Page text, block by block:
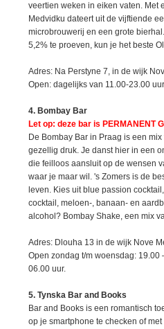
veertien weken in eiken vaten. Met
Medvidku dateert uit de vijftiende
microbrouwerij en een grote
5,2% te proeven, kun je het beste
Adres: Na Perstyne 7, in de wijk
Open: dagelijks van 11.00-23.00 uur
4. Bombay Bar
Let op: deze bar is PERMANENT
De Bombay Bar in Praag is een
gezellig druk. Je danst hier in een
die feilloos aansluit op de wensen
waar je maar wil. 's Zomers is de
leven. Kies uit blue passion
cocktail, meloen-, banaan- en
alcohol? Bombay Shake, een mix
Adres: Dlouha 13 in de wijk Nove
Open zondag t/m woensdag: 19.00
06.00 uur.
5. Tynska Bar and Books
Bar and Books is een romantisch
op je smartphone te checken of